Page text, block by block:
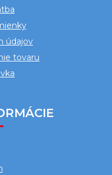
údajov
tovaru